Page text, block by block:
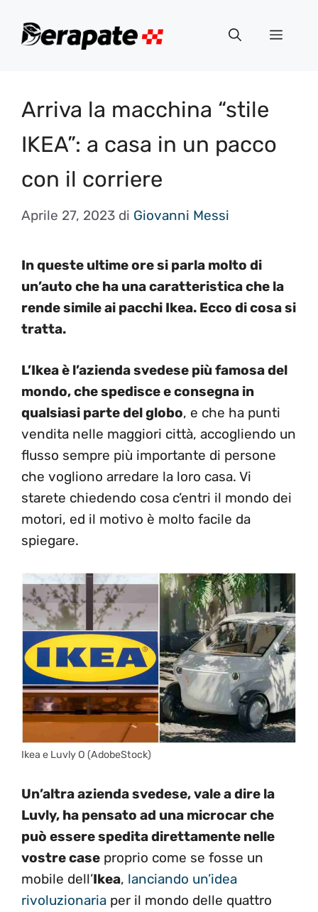
Menu
Arriva la macchina “stile
IKEA”: a casa in un pacco
con il corriere
Aprile 27, 2023 di Giovanni Messi
In queste ultime ore si parla molto di
un’auto che ha una caratteristica che la
rende simile ai pacchi Ikea. Ecco di cosa si
tratta.
L’Ikea è l’azienda svedese più famosa del
mondo, che spedisce e consegna in
qualsiasi parte del globo, e che ha punti
vendita nelle maggiori città, accogliendo un
flusso sempre più importante di persone
che vogliono arredare la loro casa. Vi
starete chiedendo cosa c’entri il mondo dei
motori, ed il motivo è molto facile da
spiegare.
Ikea e Luvly O (AdobeStock)
Un’altra azienda svedese, vale a dire la
Luvly, ha pensato ad una microcar che
può essere spedita direttamente nelle
vostre case proprio come se fosse un
mobile dell’Ikea, lanciando un’idea
rivoluzionaria per il mondo delle quattro